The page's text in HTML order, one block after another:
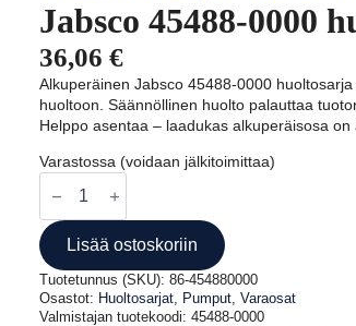
Jabsco 45488-0000
36,06 €
Alkuperäinen Jabsco 45488-0000
huoltoon. Säännöllinen huolto palauttaa
Helppo asentaa – laadukas alkuperäisosa on
Varastossa (voidaan jälkitoimittaa)
Jabsco
45488-
0000
huoltosarja
määräLisää ostoskoriin
Tuotetunnus (SKU): 86-454880000
Osastot: Huoltosarjat, Pumput, Varaosat
Valmistajan tuotekoodi: 45488-0000